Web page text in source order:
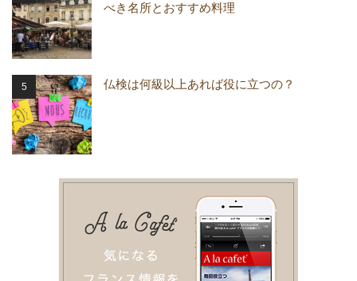
べき名所とおすすめ料理
仏検は何級以上あれば役に立つの？